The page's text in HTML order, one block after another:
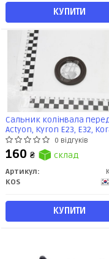
КУПИТИ
Сальник колінвала
Actyon, Kyron E23, E32,
G20 (KOS-017) KOS
0 відгуків
160 ₴ склад
Артикул:
KOS
КУПИТИ